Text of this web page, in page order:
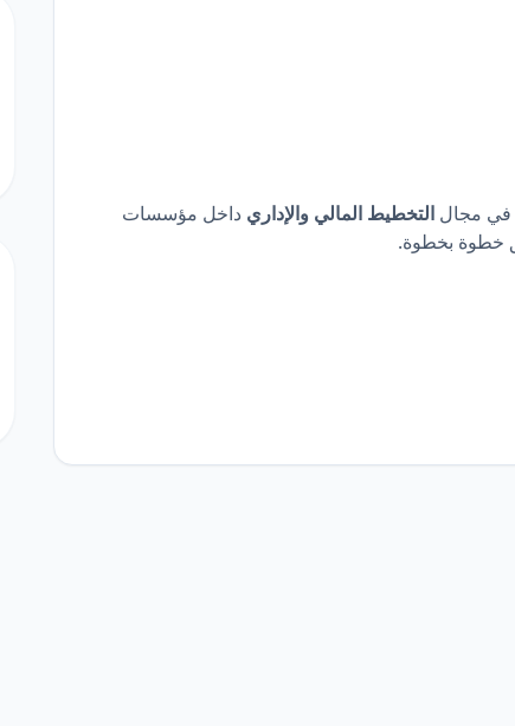
في مجال التخطيط المالي والإداري داخل مؤسسات
خطوة بخطوة.